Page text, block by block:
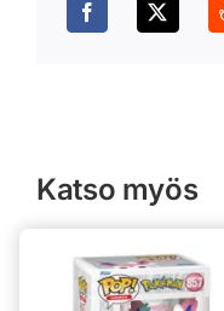
Katso myös